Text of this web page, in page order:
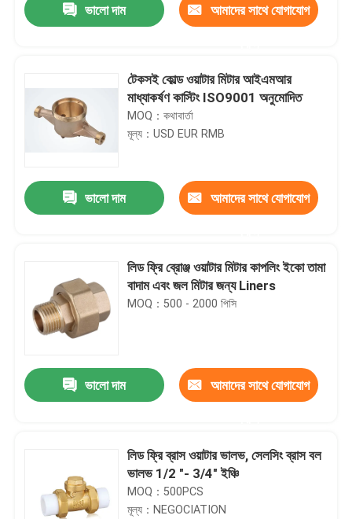
ভালো দাম আমাদের সাথে যোগাযোগ
টেকসই কোল্ড ওয়াটার মিটার আইএমআর
মাধ্যাকর্ষণ কাস্টিং ISO9001 অনুমোদিত
MOQ：কথাবার্তা
মূল্য：USD EUR RMB
ভালো দাম আমাদের সাথে যোগাযোগ
লিড ফ্রি ব্রোঞ্জ ওয়াটার মিটার কাপলিং ইকো তামা
বাদাম এবং জল মিটার জন্য Liners
MOQ：500 - 2000 পিসি
ভালো দাম আমাদের সাথে যোগাযোগ
লিড ফ্রি ব্রাস ওয়াটার ভালভ, সেলসিং ব্রাস বল
ভালভ 1/2 "- 3/4" ইঞ্চি
MOQ：500PCS
মূল্য：NEGOCIATION